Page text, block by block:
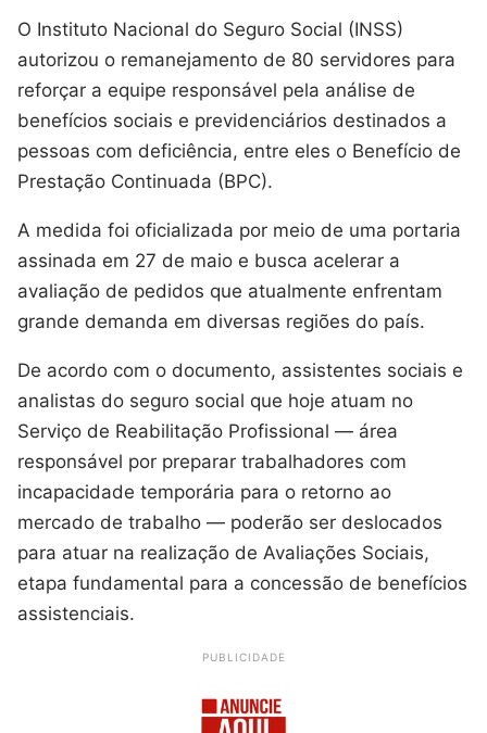
O Instituto Nacional do Seguro Social (INSS)
autorizou o remanejamento de 80 servidores para
reforçar a equipe responsável pela análise de
benefícios sociais e previdenciários destinados a
pessoas com deficiência, entre eles o Benefício de
Prestação Continuada (BPC).
A medida foi oficializada por meio de uma portaria
assinada em 27 de maio e busca acelerar a
avaliação de pedidos que atualmente enfrentam
grande demanda em diversas regiões do país.
De acordo com o documento, assistentes sociais e
analistas do seguro social que hoje atuam no
Serviço de Reabilitação Profissional — área
responsável por preparar trabalhadores com
incapacidade temporária para o retorno ao
mercado de trabalho — poderão ser deslocados
para atuar na realização de Avaliações Sociais,
etapa fundamental para a concessão de benefícios
assistenciais.
PUBLICIDADE